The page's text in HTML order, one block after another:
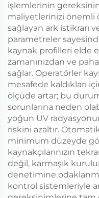
işlemlerinin
maliyetlerinizi önemli
sağlayan ark istikrarı
parametreler
kaynak profilleri elde
zamanınızdan ve
sağlar. Operatörler
mesafede kaldıkları
ölçüde artar; bu
sorunlarına neden
yoğun UV
riskini azaltır.
minimum düzeyde
kaynakçılarınızın
değil, karmaşık
denetimine
kontrol sistemleriyle